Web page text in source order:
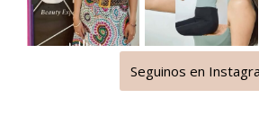
Seguinos en